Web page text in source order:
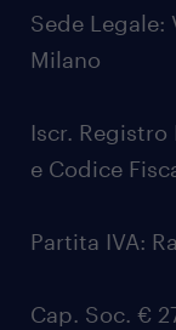
Sede Legale:
Milano
Iscr.
e Codice
Partita IVA:
Cap. Soc. €